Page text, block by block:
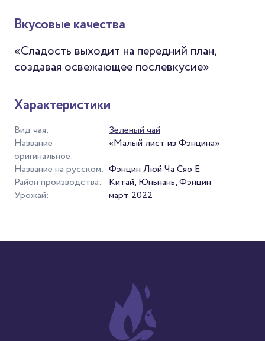
Вкусовые качества
«Сладость выходит на передний план,
создавая освежающее послевкусие»
Характеристики
Вид чая:
Зеленый чай
Название
оригинальное:
«Малый лист из Фэнцина»
Название на русском: Фэнцин Люй Ча Сяо Е
Район производства:
Китай, Юньнань, Фэнцин
Урожай:
март 2022